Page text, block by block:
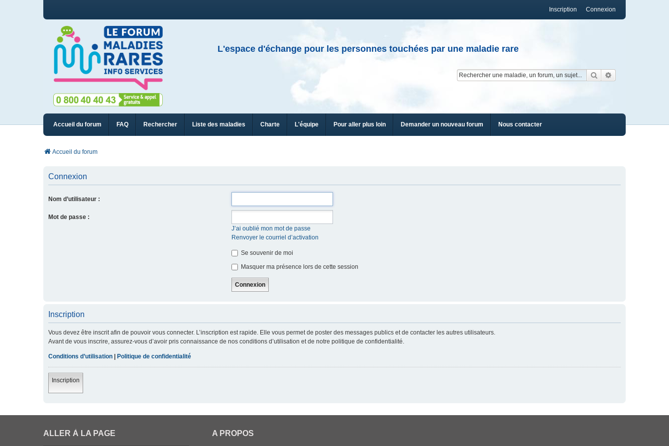
Connexion
Inscription
L'espace d'échange pour les personnes touchées par une maladie rare
Rechercher
Accueil du forum FAQ Rechercher Liste des maladies Charte L'équipe Pour aller plus loin Demander un nouveau forum Nous contacter
Accueil du forum
Connexion
Nom d’utilisateur :
Mot de passe :
J’ai oublié mon mot de passe
Renvoyer le courriel d’activation
Se souvenir de moi
Masquer ma présence lors de cette session
Inscription
Vous devez être inscrit afin de pouvoir vous connecter. L’inscription est rapide. Elle vous permet de poster des messages publics et de contacter les autres utilisateurs.
Avant de vous inscrire, assurez-vous d’avoir pris connaissance de nos conditions d’utilisation et de notre politique de confidentialité.
Conditions d’utilisation Politique de confidentialité
Inscription
ALLER À LA PAGE A PROPOS